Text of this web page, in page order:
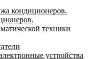
кондиционеров.
техники
устройства